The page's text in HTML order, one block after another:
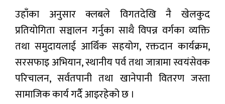
उहाँका अनुसार क्लबले विगतदेखि नै खेलकुद
प्रतियोगिता सञ्चालन गर्नुका साथै विपन्न वर्गका व्यक्ति
तथा समुदायलाई आर्थिक सहयोग, रक्तदान कार्यक्रम,
सरसफाइ अभियान, स्थानीय पर्व तथा जात्रामा स्वयंसेवक
परिचालन, सर्वतपानी तथा खानेपानी वितरण जस्ता
सामाजिक कार्य गर्दै आइरहेको छ ।